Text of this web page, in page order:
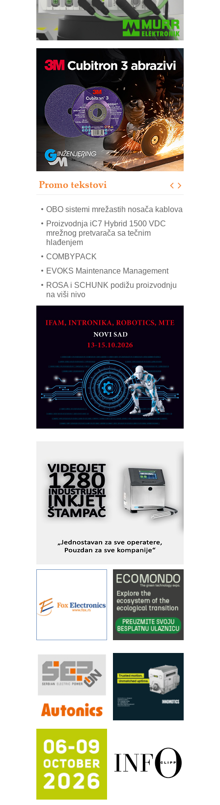
Promo tekstovi
Potpuna efikasnost bez složenih
sistema
Trajna oznaka kao dugoročna korist
Bezbednost na prvom mestu!
IB BLUMENAUER - više od 40 godina
poverenja u industriji
RMQ-TITAN ADVANCED INDICATOR
– Pametna signalizacija za efikasnije
upravljanje mašinama
Mitutoyo Crysta-Apex V PLUS: Nova
OBO sistemi mrežastih nosača kablova
Proizvodnja iC7 Hybrid 1500 VDC
mrežnog pretvarača sa tečnim
hlađenjem
COMBYPACK
EVOKS Maintenance Management
ROSA i SCHUNK podižu proizvodnju
na viši nivo
MAREX - Lim i mašine za savremena
Marcom-plast d.o.o.- vaš pouzdan
partner
CTO - Prilagodite svoju toplinsku
obradu!
Razvoj asortimanskog pravca MINI-
PLC AKYTEC
AUKOM: Svetski standard metrologije
dostupan u Srbiji
I.SAFE MOBILE revolucioniše
industrijsku automatizaciju
pionirskimmobile operator PANEL-OM
Fleksibilno stezanje i brzo
podešavanje u proizvodnji prototipova
KIP KOP – napredna rešenja za
objekte
Alba d.o.o. – 35 godina preciznosti u
IBeRTIM - oprema za ispitivanje
kontrole kvaliteta
STAUFF – Komponente koje
povećavaju pouzdanost hidrauličkih
pouzdanost u transferu fluida
Filtration Group Industrial – Napredna
rešenja za filtraciju u hidrauličkim i
procesnim sistemima
RILINEX kompanije Rittal
FANUC: Najbolje za vašu pametnu
Efikasno upravljanje energijom
Automatizacija pakovanja · Display
(Shelf-Ready) omotnice
Potpuna efikasnost bez složenih
sistema
Trajna oznaka kao dugoročna korist